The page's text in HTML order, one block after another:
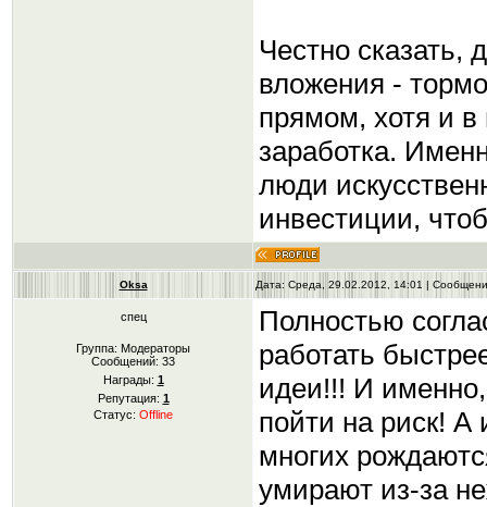
Честно сказать,
вложения -
прямом, хотя и
заработка.
люди
инвестиции,
Oksa Дата: Среда, 29.02.2012, 14:01 |
спец
Группа: Модераторы
Сообщений: 33
Награды: 1
Репутация: 1
Статус: Offline
Полностью
работать
идеи!!! И
пойти на риск! А
многих
умирают из-за